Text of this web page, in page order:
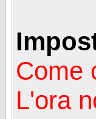
Come
L'ora